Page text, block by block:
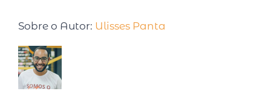
Sobre o Autor: Ulisses Panta